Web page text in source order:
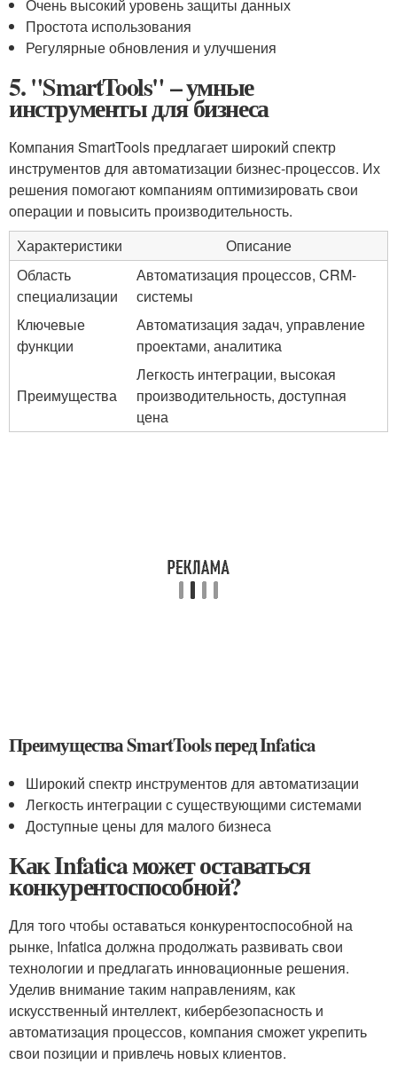
Очень высокий уровень защиты данных
Простота использования
Регулярные обновления и улучшения
5. "SmartTools" – умные
инструменты для бизнеса
Компания SmartTools предлагает широкий спектр
инструментов для автоматизации бизнес-процессов. Их
решения помогают компаниям оптимизировать свои
операции и повысить производительность.
Характеристики
Описание
Область
специализации
Автоматизация процессов, CRM-
системы
Ключевые
функции
Автоматизация задач, управление
проектами, аналитика
Преимущества
Легкость интеграции, высокая
производительность, доступная
цена
Преимущества SmartTools перед Infatica
Широкий спектр инструментов для автоматизации
Легкость интеграции с существующими системами
Доступные цены для малого бизнеса
Как Infatica может оставаться
конкурентоспособной?
Для того чтобы оставаться конкурентоспособной на
рынке, Infatica должна продолжать развивать свои
технологии и предлагать инновационные решения.
Уделив внимание таким направлениям, как
искусственный интеллект, кибербезопасность и
автоматизация процессов, компания сможет укрепить
свои позиции и привлечь новых клиентов.